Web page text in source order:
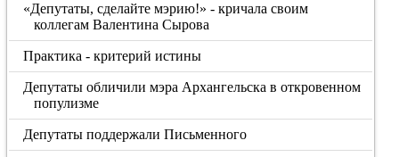
«Депутаты, сделайте мэрию!» - кричала своим
коллегам Валентина Сырова
Практика - критерий истины
Депутаты обличили мэра Архангельска в откровенном
популизме
Депутаты поддержали Письменного